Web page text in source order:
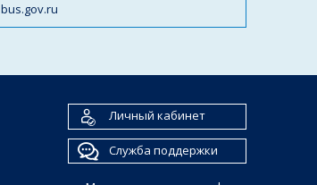
bus.gov.ru
Личный кабинет
Служба поддержки